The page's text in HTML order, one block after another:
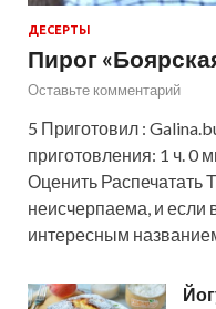
ДЕСЕРТЫ
Пирог
Оставьте комментарий
5 Приготовил :
приготовления: 1 ч. 0
Оценить Распечатать
неисчерпаема, и если
интересным